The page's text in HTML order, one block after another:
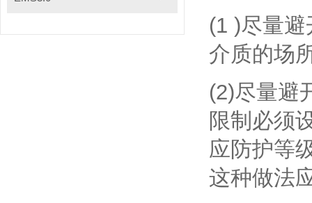
(1 )尽量
介质的场
(2)尽量避
限制必须
应防护等
这种做法